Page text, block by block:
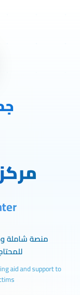
منصة شاملة
aid and support to